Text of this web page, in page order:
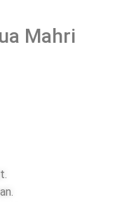
Mahri